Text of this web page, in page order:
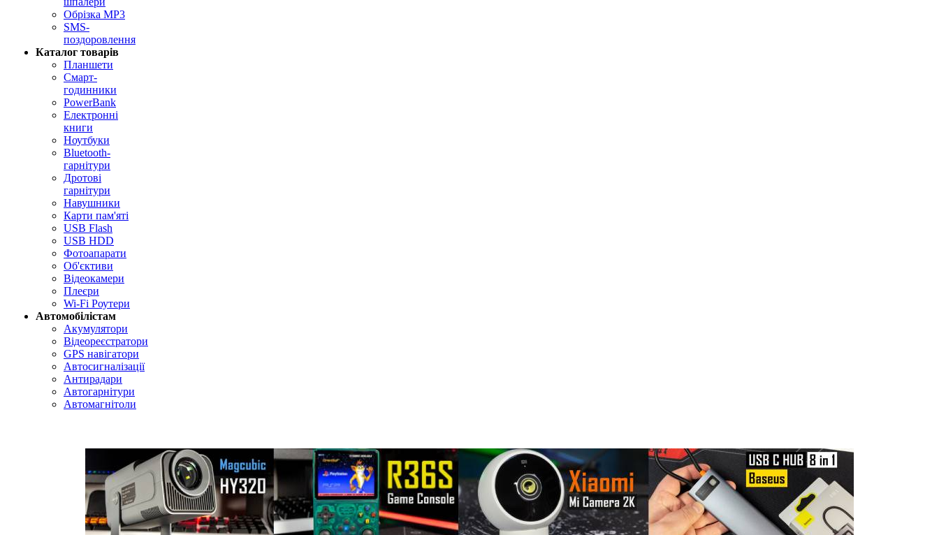
Обрізка MP3
SMS-
поздоровлення
Каталог товарів
Планшети
Смарт-
годинники
PowerBank
Електронні
книги
Ноутбуки
Bluetooth-
гарнітури
Дротові
гарнітури
Навушники
Карти пам'яті
USB Flash
USB HDD
Фотоапарати
Об'єктиви
Відеокамери
Плеєри
Wi-Fi Роутери
Автомобілістам
Акумулятори
Відеореєстратори
GPS навігатори
Автосигналізації
Антирадари
Автогарнітури
Автомагнітоли